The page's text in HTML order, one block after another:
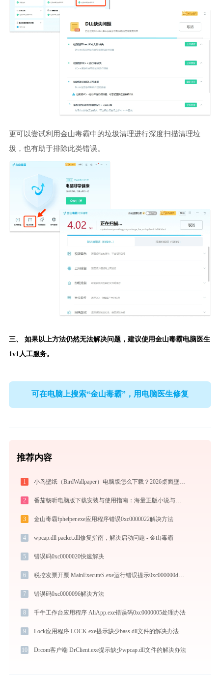
更可以尝试利用金山毒霸中的垃圾清理进行深度扫描清理垃
圾，也有助于排除此类错误。
三、 如果以上方法仍然无法解决问题，建议使用金山毒霸电脑医生
1v1人工服务。
可在电脑上搜索“金山毒霸”，用电脑医生修复
推荐内容
1 小鸟壁纸（BirdWallpaper）电脑版怎么下载？2026桌面壁纸美化神器指南
2 番茄畅听电脑版下载安装与使用指南：海量正版小说与音乐免费听
3 金山毒霸fphelper.exe应用程序错误0xc0000022解决方法
4 wpcap.dll packet.dll修复指南，解决启动问题 - 金山毒霸
5 错误码0xc0000020快速解决
6 税控发票开票 MainExecuteS.exe运行错误提示0xc000000d的解决办法
7 错误码0xc0000096解决方法
8 千牛工作台应用程序 AliApp.exe错误码0xc0000005处理办法
9 Lock应用程序 LOCK.exe提示缺少bass.dll文件的解决办法
10 Drcom客户端 DrClient.exe提示缺少wpcap.dll文件的解决办法